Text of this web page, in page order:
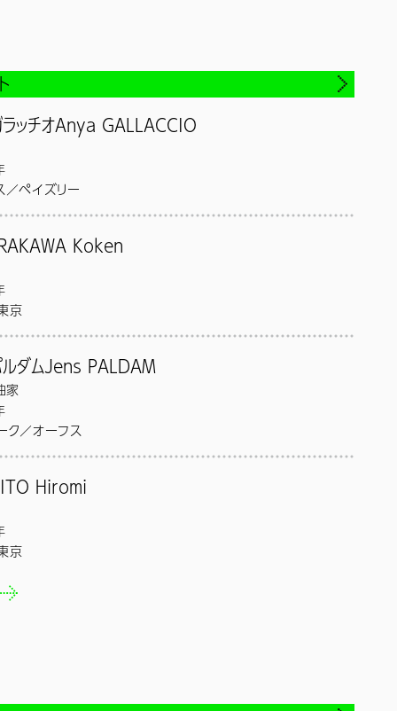
ラッチオAnya GALLACCIO
／ペイズリー
ション作品を1990年代から発表。2003年、ターナー賞にノミ
ッシュ・カウンシル・コレクション、Thomas Dane Gallery
Koken
京
覚が生まれるような作品を制作。2021年、東京藝術大学先端
。本芸術祭では、“見沼たんぼ地域”をフィールドワークしなが
ルダムJens PALDAM
家
ク／オーフス
ーマンスを行う。本芸術祭では、さいたま市内に滞在しサンプ
ITO Hiromi
京
死ぬ」を見つめ、いまを生きる 女の視点から詩を綴る。子育て、犬